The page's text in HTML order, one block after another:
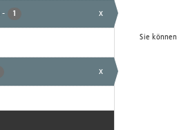
- 1 x
x
Sie